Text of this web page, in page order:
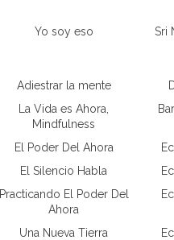
Yo soy eso Sri
Adiestrar la mente
La Vida es Ahora,
Mindfulness
El Poder Del Ahora
El Silencio Habla
Practicando El Poder Del
Ahora
Una Nueva Tierra